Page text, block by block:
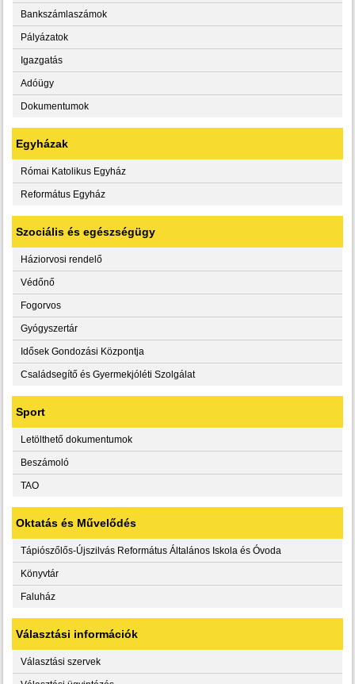
Bankszámlaszámok
Pályázatok
Igazgatás
Adóügy
Dokumentumok
Egyházak
Római Katolikus Egyház
Református Egyház
Szociális és egészségügy
Háziorvosi rendelő
Védőnő
Fogorvos
Gyógyszertár
Idősek Gondozási Központja
Családsegítő és Gyermekjóléti Szolgálat
Sport
Letölthető dokumentumok
Beszámoló
TAO
Oktatás és Művelődés
Tápiószőlős-Újszilvás Református Általános Iskola és Óvoda
Könyvtár
Faluház
Választási információk
Választási szervek